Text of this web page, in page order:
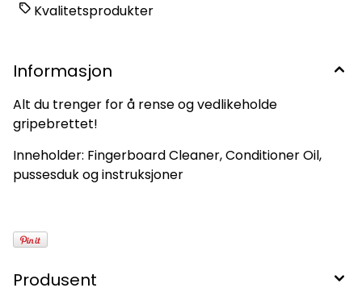
Kvalitetsprodukter
Informasjon
Alt du trenger for å rense og vedlikeholde
gripebrettet!
Inneholder: Fingerboard Cleaner, Conditioner Oil,
pussesduk og instruksjoner
Produsent